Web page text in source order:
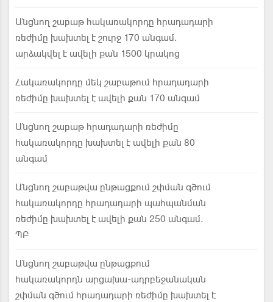
Անցնող շաբաթ հակառակորդը հրադադարի
ռեժիմը խախտել է շուրջ 170 անգամ.
արձակվել է ավելի քան 1500 կրակոց
Հակառակորդը մեկ շաբաթում հրադադարի
ռեժիմը խախտել է ավելի քան 170 անգամ
Անցնող շաբաթ հրադադարի ռեժիմը
հակառակորդը խախտել է ավելի քան 80
անգամ
Անցնող շաբաթվա ընթացքում շփման գծում
հակառակորդը հրադադարի պահպանման
ռեժիմը խախտել է ավելի քան 250 անգամ.
ՊԲ
Անցնող շաբաթվա ընթացքում
հակառակորդն արցախա-ադրբեջանական
շփման գծում հրադադարի ռեժիմը խախտել է